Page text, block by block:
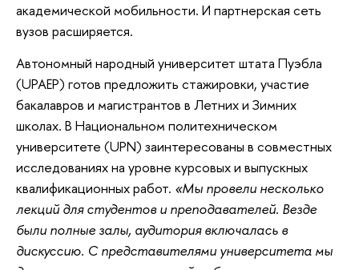
академической мобильности. И партнерская сеть
вузов расширяется.
Автономный народный университет штата Пуэбла
(UPAEP) готов предложить стажировки, участие
бакалавров и магистрантов в Летних и Зимних
школах. В Национальном политехническом
университете (UPN) заинтересованы в совместных
исследованиях на уровне курсовых и выпускных
квалификационных работ. «Мы провели несколько
лекций для студентов и преподавателей. Везде
были полные залы, аудитория включалась в
дискуссию. С представителями университета мы